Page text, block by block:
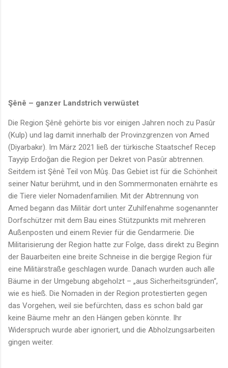
Şênê – ganzer Landstrich verwüstet
Die Region Şênê gehörte bis vor einigen Jahren noch zu Pasûr
(Kulp) und lag damit innerhalb der Provinzgrenzen von Amed
(Diyarbakır). Im März 2021 ließ der türkische Staatschef Recep
Tayyip Erdoğan die Region per Dekret von Pasûr abtrennen.
Seitdem ist Şênê Teil von Mûş. Das Gebiet ist für die Schönheit
seiner Natur berühmt, und in den Sommermonaten ernährte es
die Tiere vieler Nomadenfamilien. Mit der Abtrennung von
Amed begann das Militär dort unter Zuhilfenahme sogenannter
Dorfschützer mit dem Bau eines Stützpunkts mit mehreren
Außenposten und einem Revier für die Gendarmerie. Die
Militarisierung der Region hatte zur Folge, dass direkt zu Beginn
der Bauarbeiten eine breite Schneise in die bergige Region für
eine Militärstraße geschlagen wurde. Danach wurden auch alle
Bäume in der Umgebung abgeholzt – „aus Sicherheitsgründen“,
wie es hieß. Die Nomaden in der Region protestierten gegen
das Vorgehen, weil sie befürchten, dass es schon bald gar
keine Bäume mehr an den Hängen geben könnte. Ihr
Widerspruch wurde aber ignoriert, und die Abholzungsarbeiten
gingen weiter.